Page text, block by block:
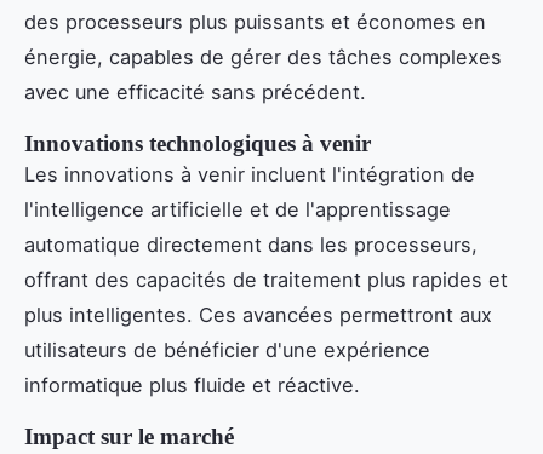
des processeurs plus puissants et économes en
énergie, capables de gérer des tâches complexes
avec une efficacité sans précédent.
Innovations technologiques à venir
Les innovations à venir incluent l'intégration de
l'intelligence artificielle et de l'apprentissage
automatique directement dans les processeurs,
offrant des capacités de traitement plus rapides et
plus intelligentes. Ces avancées permettront aux
utilisateurs de bénéficier d'une expérience
informatique plus fluide et réactive.
Impact sur le marché